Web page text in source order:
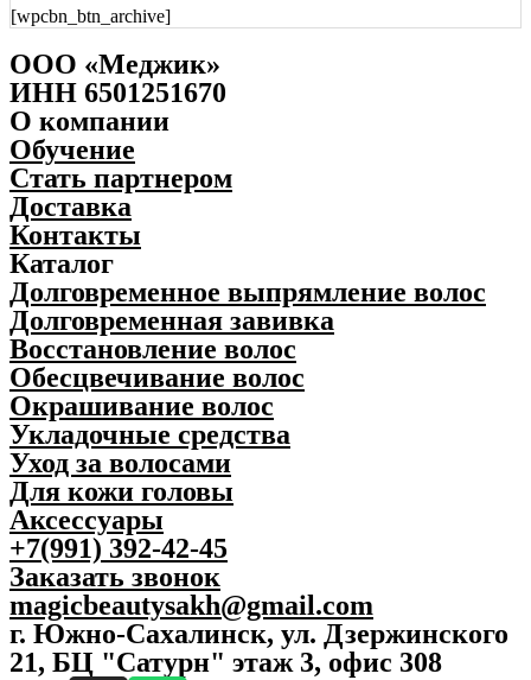
Captain
Fawcett
250
мл
quantity
[wpcbn_btn_archive]
ООО «Меджик»
ИНН 6501251670
О компании
Обучение
Стать партнером
Доставка
Контакты
Каталог
Долговременное выпрямление волос
Долговременная завивка
Восстановление волос
Обесцвечивание волос
Окрашивание волос
Укладочные средства
Уход за волосами
Для кожи головы
Аксессуары
+7(991) 392-42-45
Заказать звонок
magicbeautysakh@gmail.com
г. Южно-Сахалинск, ул. Дзержинского
21, БЦ "Сатурн" этаж 3, офис 308